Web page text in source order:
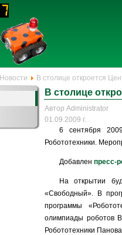
Новости В столице откроется
В столице
Автор Administrator
01.09.2009 г.
6 сентября
Робототехники.
Добавлен пресс-
На открытии
«Свободный». В
программы
олимпиады роботов
Робототехники